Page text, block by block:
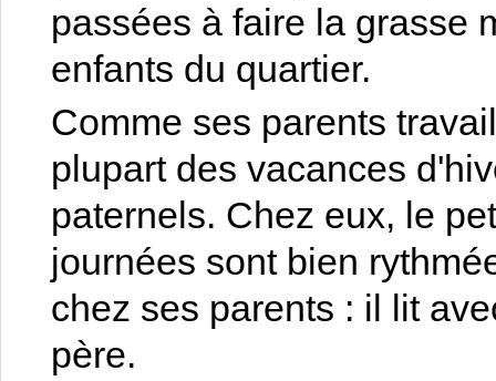
passées à faire la grasse
enfants du quartier.
Comme ses parents
plupart des vacances
paternels. Chez eux, le
journées sont bien
chez ses parents : il lit
père.